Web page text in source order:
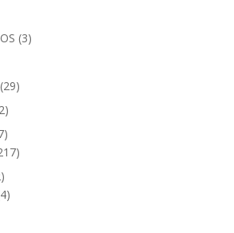
(3)
(29)